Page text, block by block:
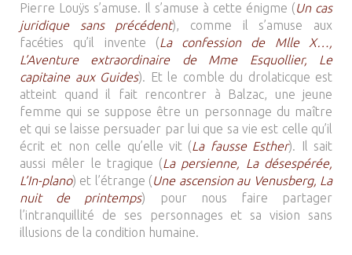
Pierre Louÿs s’amuse. Il s’amuse à cette énigme (Un cas
juridique sans précédent), comme il s’amuse aux
facéties qu’il invente (La confession de Mlle X…,
L’Aventure extraordinaire de Mme Esquollier, Le
capitaine aux Guides). Et le comble du drolaticque est
atteint quand il fait rencontrer à Balzac, une jeune
femme qui se suppose être un personnage du maître
et qui se laisse persuader par lui que sa vie est celle qu’il
écrit et non celle qu’elle vit (La fausse Esther). Il sait
aussi mêler le tragique (La persienne, La désespérée,
L’In-plano) et l’étrange (Une ascension au Venusberg, La
nuit de printemps) pour nous faire partager
l’intranquillité de ses personnages et sa vision sans
illusions de la condition humaine.